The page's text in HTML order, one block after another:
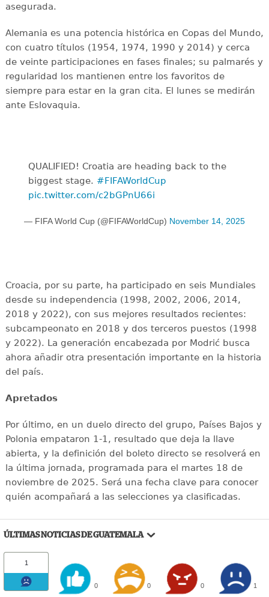
asegurada.
Alemania es una potencia histórica en Copas del Mundo,
con cuatro títulos (1954, 1974, 1990 y 2014) y cerca
de veinte participaciones en fases finales; su palmarés y
regularidad los mantienen entre los favoritos de
siempre para estar en la gran cita. El lunes se medirán
ante Eslovaquia.
QUALIFIED! Croatia are heading back to the
biggest stage. #FIFAWorldCup
pic.twitter.com/c2bGPnU66i
— FIFA World Cup (@FIFAWorldCup) November 14, 2025
Croacia, por su parte, ha participado en seis Mundiales
desde su independencia (1998, 2002, 2006, 2014,
2018 y 2022), con sus mejores resultados recientes:
subcampeonato en 2018 y dos terceros puestos (1998
y 2022). La generación encabezada por Modrić busca
ahora añadir otra presentación importante en la historia
del país.
Apretados
Por último, en un duelo directo del grupo, Países Bajos y
Polonia empataron 1-1, resultado que deja la llave
abierta, y la definición del boleto directo se resolverá en
la última jornada, programada para el martes 18 de
noviembre de 2025. Será una fecha clave para conocer
quién acompañará a las selecciones ya clasificadas.
ÚLTIMAS NOTICIAS DE GUATEMALA
1
0 0 0 1